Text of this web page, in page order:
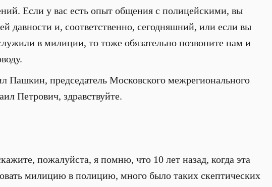
Если у вас есть опыт общения с полицейскими, вы
давности и, соответственно, сегодняшний, или если вы
в милиции, то тоже обязательно позвоните нам и
Пашкин, председатель Московского межрегионального
Петрович, здравствуйте.
пожалуйста, я помню, что 10 лет назад, когда эта
милицию в полицию, много было таких скептических